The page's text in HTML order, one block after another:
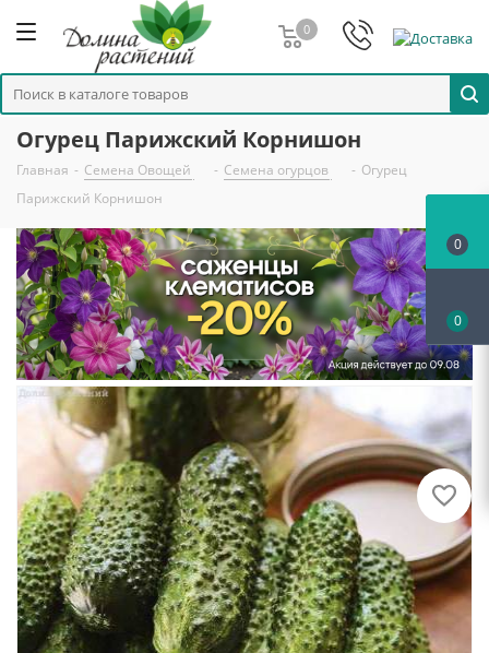
0
Огурец Парижский Корнишон
Главная - Семена Овощей - Семена огурцов - Огурец
Парижский Корнишон
0
0